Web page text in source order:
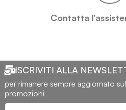
Contatta
ISCRIVITI ALLA
per rimanere sempre aggiornato
promozioni